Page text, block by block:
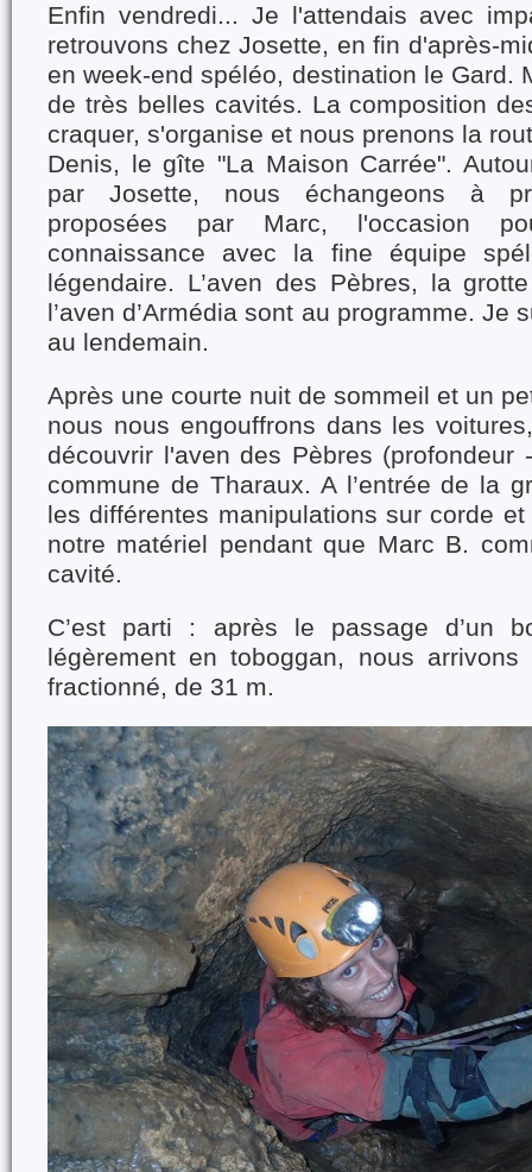
Enfin vendredi... Je l'attendais avec
retrouvons chez Josette, en fin d'après-
en week-end spéléo, destination le Gard.
de très belles cavités. La composition
craquer, s'organise et nous prenons la
Denis, le gîte "La Maison Carrée".
par Josette, nous échangeons à
proposées par Marc, l'occasion
connaissance avec la fine équipe
légendaire. L’aven des Pèbres, la
l’aven d’Armédia sont au programme. Je
au lendemain.
Après une courte nuit de sommeil et un
nous nous engouffrons dans les
découvrir l'aven des Pèbres
commune de Tharaux. A l’entrée de la
les différentes manipulations sur corde
notre matériel pendant que Marc B.
cavité.
C’est parti : après le passage d’un
légèrement en toboggan, nous
fractionné, de 31 m.